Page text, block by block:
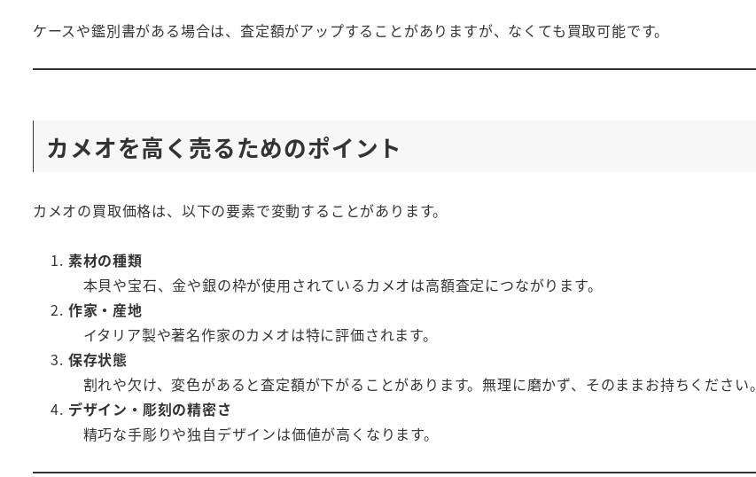
ケースや鑑別書がある場合は、査定額がアップすることがありますが、なくても買取可能です。
カメオを高く売るためのポイント
カメオの買取価格は、以下の要素で変動することがあります。
素材の種類
本貝や宝石、金や銀の枠が使用されているカメオは高額査定につながります。
作家・産地
イタリア製や著名作家のカメオは特に評価されます。
保存状態
割れや欠け、変色があると査定額が下がることがあります。無理に磨かず、そのままお持ちください。
デザイン・彫刻の精密さ
精巧な手彫りや独自デザインは価値が高くなります。